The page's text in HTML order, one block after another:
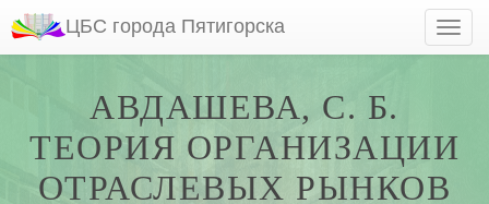
ЦБС города Пятигорска
АВДАШЕВА, С. Б.
ТЕОРИЯ ОРГАНИЗАЦИИ
ОТРАСЛЕВЫХ РЫНКОВ